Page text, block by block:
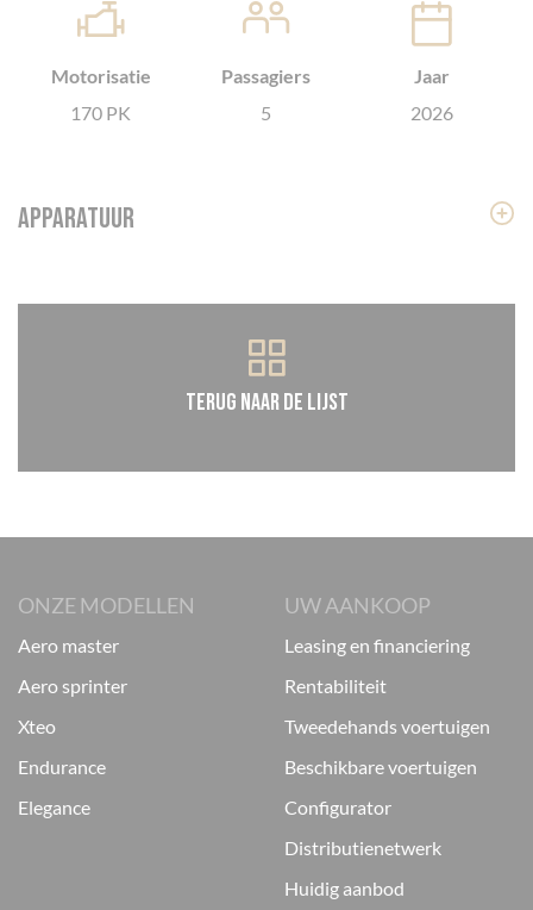
Motorisatie
170 PK
Passagiers
5
Jaar
2026
Apparatuur
Terug naar de lijst
ONZE MODELLEN
aero master
aero sprinter
xteo
endurance
elegance
UW AANKOOP
leasing en financiering
rentabiliteit
tweedehands voertuigen
beschikbare voertuigen
configurator
distributienetwerk
huidig aanbod
Cookies beheer paneel